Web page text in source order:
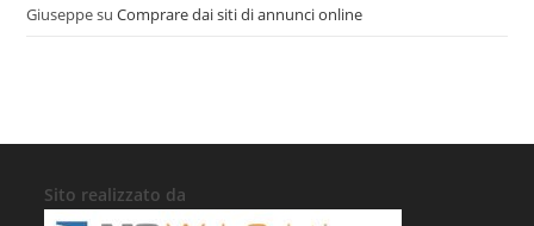
GiuseppesuComprare dai siti di annunci online
Sito realizzato da